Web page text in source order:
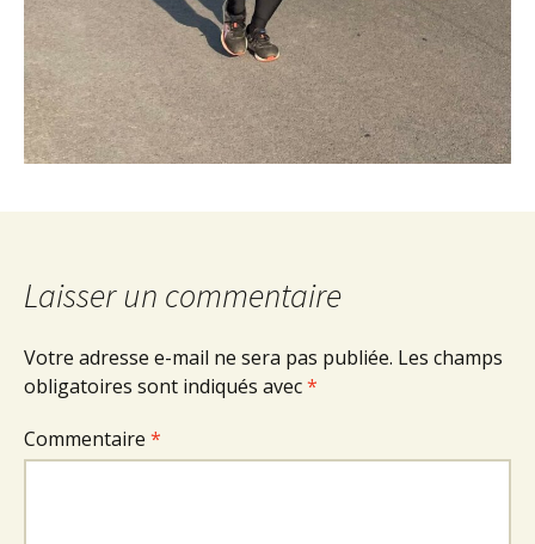
Laisser un commentaire
Votre adresse e-mail ne sera pas publiée. Les champs
obligatoires sont indiqués avec*
Commentaire *